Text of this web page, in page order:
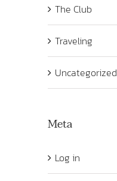
The Club
Traveling
Uncategorized
Meta
Log in